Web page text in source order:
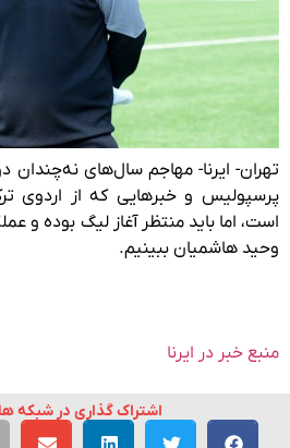
تهران- ایرنا- مهاجم سال‌های
پرسپولیس و خبرهایی که از اردوی
است، اما باید منتظر آغاز لیگ بوده و
وحید هاشمیان ببینیم.
منبع خبر در ایرنا
اشتراک گذاری در شبکه